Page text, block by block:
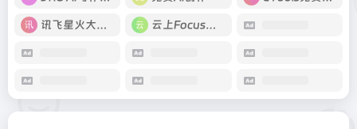
讯飞星火大模型 云上Focus接码